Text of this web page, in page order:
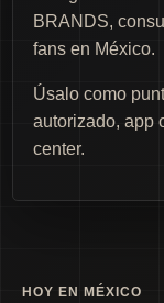
BRANDS,
fans en México.
Úsalo como
autorizado, app
center.
HOY EN MÉXICO